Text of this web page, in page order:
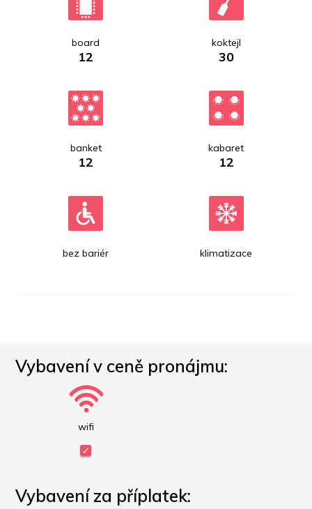
board
12
koktejl
30
banket
12
kabaret
12
bez bariér klimatizace
Vybavení v ceně pronájmu:
wifi
Vybavení za příplatek: